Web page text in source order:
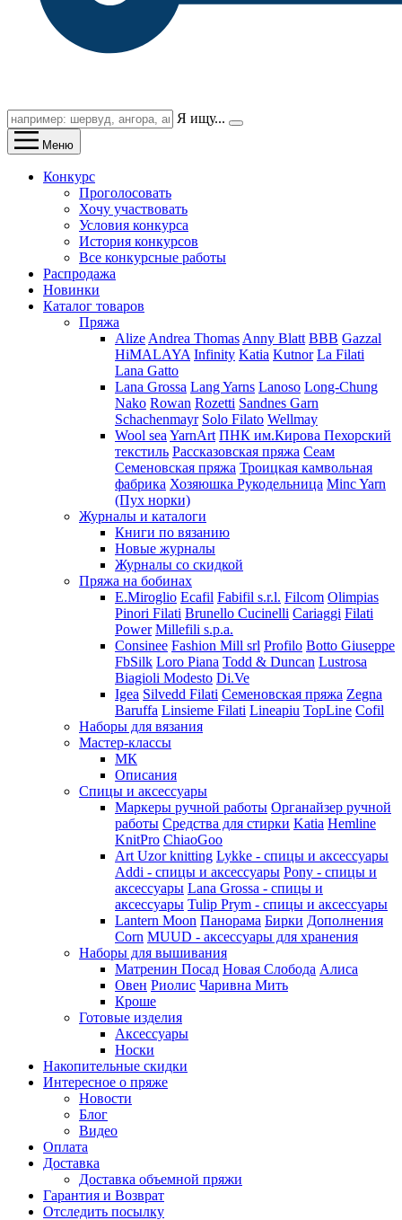
Я ищу...
Меню
Конкурс
Проголосовать
Хочу участвовать
Условия конкурса
История конкурсов
Все конкурсные работы
Распродажа
Новинки
Каталог товаров
Пряжа
Alize Andrea Thomas Anny Blatt BBB Gazzal
HiMALAYA Infinity Katia Kutnor La Filati
Lana Gatto
Lana Grossa Lang Yarns Lanoso Long-Chung
Nako Rowan Rozetti Sandnes Garn
Schachenmayr Solo Filato Wellmay
Wool sea YarnArt ПНК им.Кирова Пехорский
текстиль Рассказовская пряжа Сеам
Семеновская пряжа Троицкая камвольная
фабрика Хозяюшка Рукодельница Minc Yarn
(Пух норки)
Журналы и каталоги
Книги по вязанию
Новые журналы
Журналы со скидкой
Пряжа на бобинах
E.Miroglio Ecafil Fabifil s.r.l. Filcom Olimpias
Pinori Filati Brunello Cucinelli Cariaggi Filati
Power Millefili s.p.a.
Consinee Fashion Mill srl Profilo Botto Giuseppe
FbSilk Loro Piana Todd & Duncan Lustrosa
Biagioli Modesto Di.Ve
Igea Silvedd Filati Семеновская пряжа Zegna
Baruffa Linsieme Filati Lineapiu TopLine Cofil
Наборы для вязания
Мастер-классы
МК
Описания
Спицы и аксессуары
Маркеры ручной работы Органайзер ручной
работы Средства для стирки Katia Hemline
KnitPro ChiaoGoo
Art Uzor knitting Lykke - спицы и аксессуары
Addi - спицы и аксессуары Pony - спицы и
аксессуары Lana Grossa - спицы и
аксессуары Tulip Prym - спицы и аксессуары
Lantern Moon Панорама Бирки Дополнения
Corn MUUD - аксессуары для хранения
Наборы для вышивания
Матренин Посад Новая Слобода Алиса
Овен Риолис Чаривна Мить
Кроше
Готовые изделия
Аксессуары
Носки
Накопительные скидки
Интересное о пряже
Новости
Блог
Видео
Оплата
Доставка
Доставка объемной пряжи
Гарантия и Возврат
Отследить посылку